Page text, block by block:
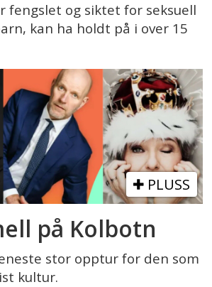
fengslet og siktet for seksuell
kan ha holdt på i over 15
PLUSS
på Kolbotn
stor opptur for den som
kultur.